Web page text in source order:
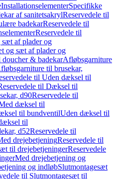
InstallationselementerSpecifikke
af sanitetsakrylReservedele til
badekarReservedele til
Reservedele til
af plader og
og sæt af plader og
& badekarAfløbsgarniture
til brusekar,
til Uden dæksel til
til Dæksel til
d90Reservedele til
dæksel til
til bundventilUden dæksel til
til
d52Reservedele til
drejebetjeningReservedele til
til drejebetjeningerReservedele
Med drejebetjening og
og indløbSlutmontagesæt
til Slutmontagesæt til